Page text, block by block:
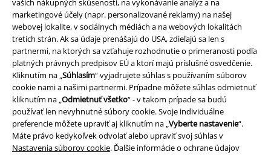
vašich nákupných skúseností, na vykonávanie analýz a na
marketingové účely (napr. personalizované reklamy) na našej
webovej lokalite, v sociálnych médiách a na webových lokalitách
tretích strán. Ak sa údaje prenášajú do USA, zdieľajú sa len s
partnermi, na ktorých sa vzťahuje rozhodnutie o primeranosti podľa
platných právnych predpisov EÚ a ktorí majú príslušné osvedčenie.
Kliknutím na „Súhlasím“ vyjadrujete súhlas s používaním súborov
cookie nami a našimi partnermi. Prípadne môžete súhlas odmietnuť
kliknutím na „Odmietnuť všetko“ - v takom prípade sa budú
používať len nevyhnutné súbory cookie. Svoje individuálne
preferencie môžete upraviť aj kliknutím na „Vyberte nastavenie“.
Máte právo kedykoľvek odvolať alebo upraviť svoj súhlas v
Nastavenia súborov cookie. Ďalšie informácie o ochrane údajov
Právne informácie
Podmienky
Imprint
Ochrana osobných údajov
Likvidácia odpadu a ochrana životného prostredia
Vyhlásenie o zhode